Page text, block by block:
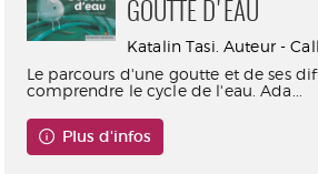
GOUTTE D'EAU
Katalin Tasi. Auteur -
Le parcours d'une goutte et de ses
comprendre le cycle de l'eau. Ada...
Plus d'infos